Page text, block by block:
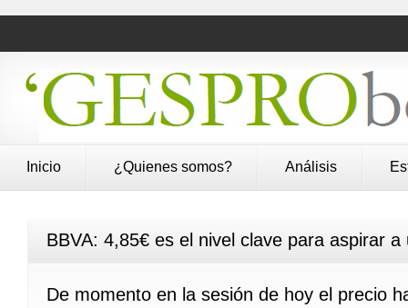
Inicio ¿Quienes somos? Análisis
BBVA: 4,85€ es el nivel clave para aspirar a
De momento en la sesión de hoy el precio